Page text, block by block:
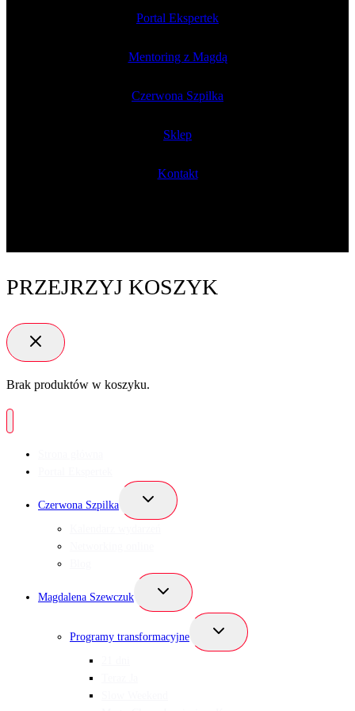
Portal Ekspertek
Mentoring z Magdą
Czerwona Szpilka
Sklep
Kontakt
PRZEJRZYJ KOSZYK
Brak produktów w koszyku.
Czerwona Szpilka
Przełącz
podrzędne
Magdalena Szewczuk
Przełącz
podrzędne
Programy transformacyjne
Przełącz
podrzędne